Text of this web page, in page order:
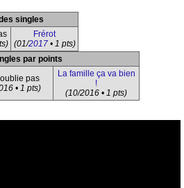
singles
Frérot
(01/2017• 1 pts)
par points
pas
• 1 pts)
La famille ça va bien
!
(10/2016 • 1 pts)